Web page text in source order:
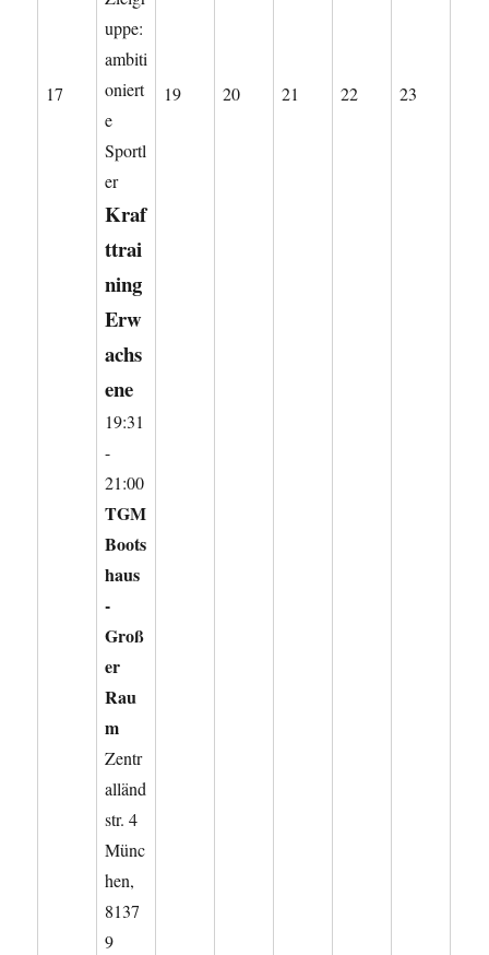
17
August
uppe:
ambiti
oniert
e
Sportl
er
Kraf
ttrai
ning
Erw
achs
ene
19:31
-
21:00
TGM
Boots
haus
-
Groß
er
Rau
m
Zentr
alländ
str. 4
Münc
hen,
8137
9
1919.
2020.
21 2222.
23